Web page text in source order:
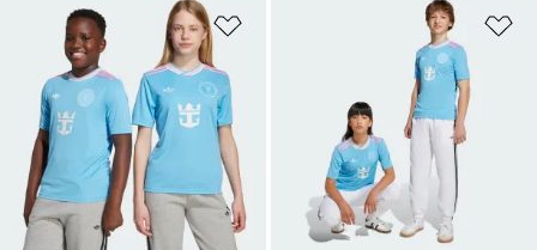
Προσθήκη στη Λίστα Επιθυμιών